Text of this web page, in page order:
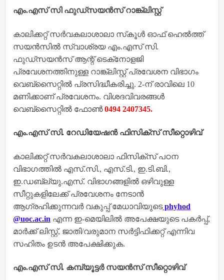
എം.എസ് സി ഫുഡ്‌സയന്‍സ് റാങ്ക്‌ലിസ്റ്റ്
കാലിക്കറ്റ് സര്‍വകലാശാലാ സ്‌കൂള്‍ ഓഫ് ഹെല്‍ത്ത്
സയന്‍സില്‍ സ്വാശ്രയ എം.എസ് സി.
ഫുഡ്‌സയന്‍സ് ആന്റ് ടെക്‌നോളജി
പ്രവേശനത്തിനുള്ള റാങ്ക്‌ലിസ്റ്റ് പ്രവേശന വിഭാഗം
വെബ്‌സൈറ്റില്‍ പ്രസിദ്ധീകരിച്ചു. 2-ന് രാവിലെ 10
മണിക്കാണ് പ്രവേശനം. വിശദവിവരങ്ങള്‍
വെബ്‌സൈറ്റില്‍ ഫോണ്‍0494 2407345.
എം.എസ് സി. റേഡിയേഷന്‍ ഫിസിക്‌സ് സീറ്റൊഴിവ്
കാലിക്കറ്റ് സര്‍വകലാശാലാ ഫിസിക്‌സ് പഠന
വിഭാഗത്തില്‍ എസ്.സി., എസ്.ടി., ഇ.ടി.ബി.,
ഇ.ഡബ്ല്യു.എസ്. വിഭാഗങ്ങളില്‍ ഒഴിവുള്ള
സീറ്റുകളിലേക്ക് പ്രവേശനം നേടാന്‍
ആഗ്രഹിക്കുന്നവര്‍ വകുപ്പ് മേധാവിയുടെphyhod
@uoc.ac.in എന്ന ഇ-മെയിലില്‍ അപേക്ഷയുടെ പകര്‍പ്പ്,
മാര്‍ക്ക് ലിസ്റ്റ്, ജാതി/വരുമാന സര്‍ട്ടിഫിക്കറ്റ് എന്നിവ
സഹിതം ഉടന്‍ അപേക്ഷിക്കുക.
എം.എസ് സി. കമ്പ്യൂട്ടര്‍ സയന്‍സ് സീറ്റൊഴിവ്